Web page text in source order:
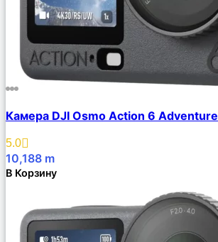
Камера DJI Osmo Action 6 Adventure
5.0
10,188 m
В Корзину